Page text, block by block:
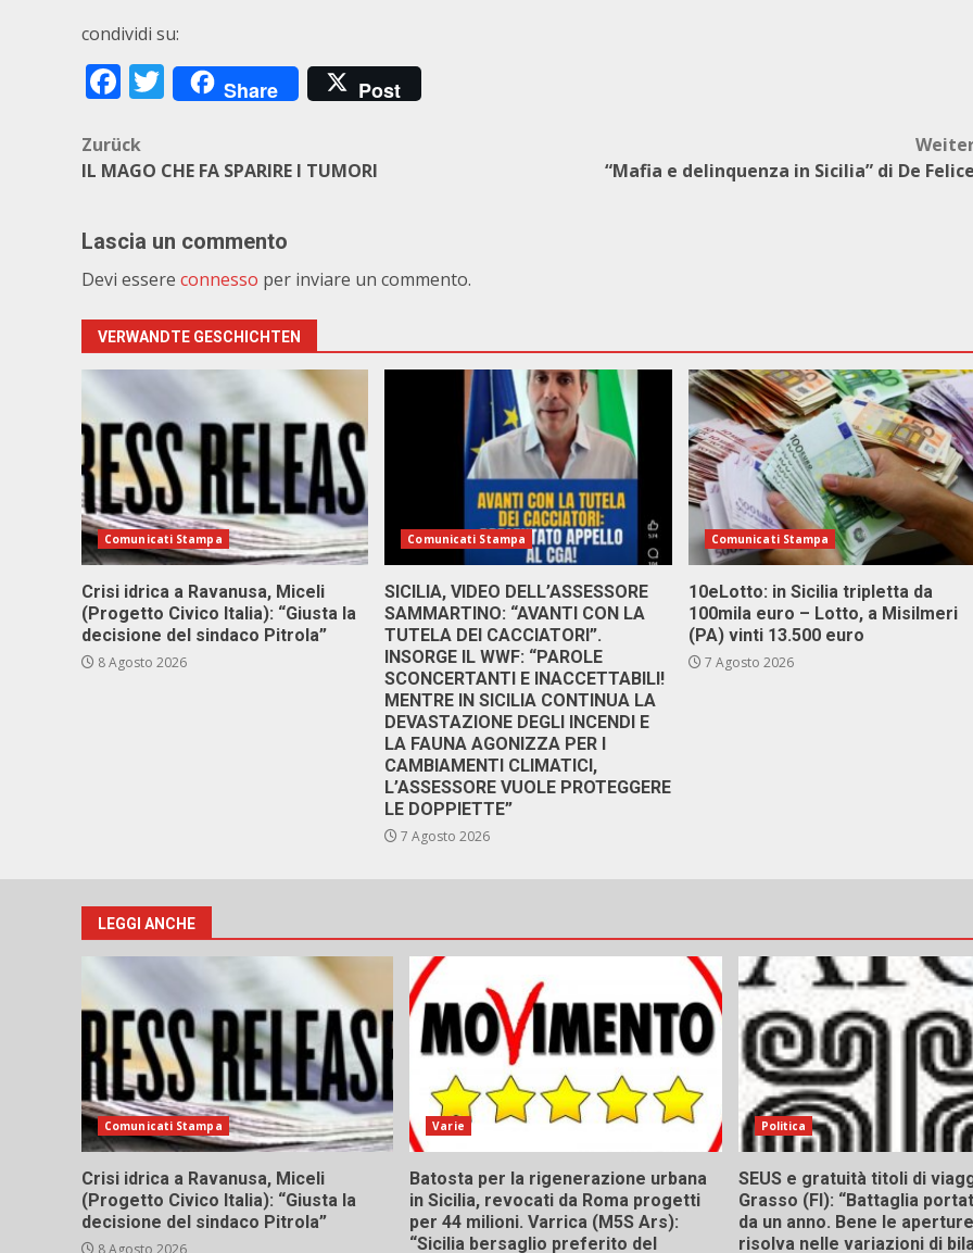
condividi su:
Facebook
Twitter
Share Post
Beitragsnavigation
Zurück
IL MAGO CHE FA SPARIRE I TUMORI
“Mafia e delinquenza in Sicilia” di De
Lascia un commento
Devi essere connesso per inviare un commento.
VERWANDTE GESCHICHTEN
Comunicati Stampa
Crisi idrica a Ravanusa, Miceli
(Progetto Civico Italia): “Giusta la
decisione del sindaco Pitrola”
8 Agosto 2026
Comunicati Stampa
SICILIA, VIDEO DELL’ASSESSORE
SAMMARTINO: “AVANTI CON LA
TUTELA DEI CACCIATORI”.
INSORGE IL WWF: “PAROLE
SCONCERTANTI E INACCETTABILI!
MENTRE IN SICILIA CONTINUA LA
DEVASTAZIONE DEGLI INCENDI E
LA FAUNA AGONIZZA PER I
CAMBIAMENTI CLIMATICI,
L’ASSESSORE VUOLE PROTEGGERE
LE DOPPIETTE”
7 Agosto 2026
Comunicati Stampa
10eLotto: in Sicilia tripletta da
100mila euro – Lotto, a Misilmeri
(PA) vinti 13.500 euro
7 Agosto 2026
LEGGI ANCHE
Comunicati Stampa
Crisi idrica a Ravanusa, Miceli
(Progetto Civico Italia): “Giusta la
decisione del sindaco Pitrola”
Varie
Batosta per la rigenerazione urbana
in Sicilia, revocati da Roma progetti
per 44 milioni. Varrica (M5S Ars):
“Sicilia bersaglio preferito del
Politica
SEUS e gratuità titoli di
Grasso (FI): “Battaglia
da un anno. Bene le
risolva nelle variazioni di